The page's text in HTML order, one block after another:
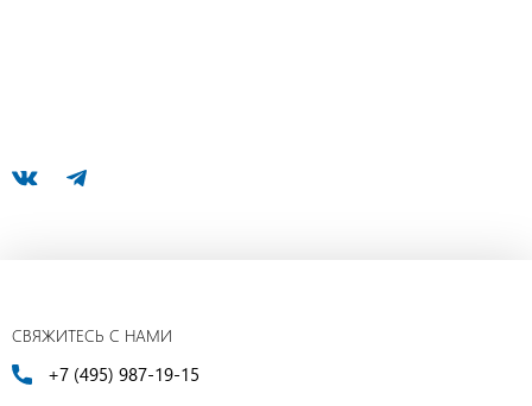
СВЯЖИТЕСЬ С НАМИ
+7 (495) 987-19-15